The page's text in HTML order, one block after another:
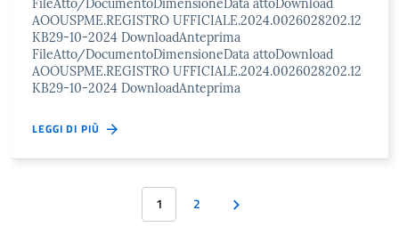
FileAtto/DocumentoDimensioneData attoDownload
AOOUSPME.REGISTRO UFFICIALE.2024.0026028202.12
KB29-10-2024 DownloadAnteprima
FileAtto/DocumentoDimensioneData attoDownload
AOOUSPME.REGISTRO UFFICIALE.2024.0026028202.12
KB29-10-2024 DownloadAnteprima
LEGGI DI PIÙ
1 2